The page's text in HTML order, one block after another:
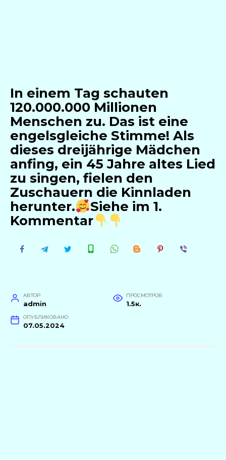
In einem Tag schauten
120.000.000 Millionen
Menschen zu. Das ist eine
engelsgleiche Stimme! Als
dieses dreijährige Mädchen
anfing, ein 45 Jahre altes Lied
zu singen, fielen den
Zuschauern die Kinnladen
herunter.
Siehe im 1.
Kommentar
АВТОР
admin
ПРОСМОТРОВ
1.5к.
ОПУБЛИКОВАНО
07.05.2024